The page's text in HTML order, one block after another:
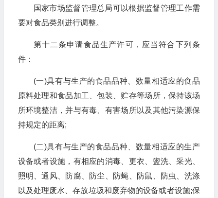
国家市场监督管理总局可以根据监督管理工作需
要对食品类别进行调整。
第十二条申请食品生产许可，应当符合下列条
件：
(一)具有与生产的食品品种、数量相适应的食品
原料处理和食品加工、包装、贮存等场所，保持该场
所环境整洁，并与有毒、有害场所以及其他污染源保
持规定的距离;
(二)具有与生产的食品品种、数量相适应的生产
设备或者设施，有相应的消毒、更衣、盥洗、采光、
照明、通风、防腐、防尘、防蝇、防鼠、防虫、洗涤
以及处理废水、存放垃圾和废弃物的设备或者设施;保